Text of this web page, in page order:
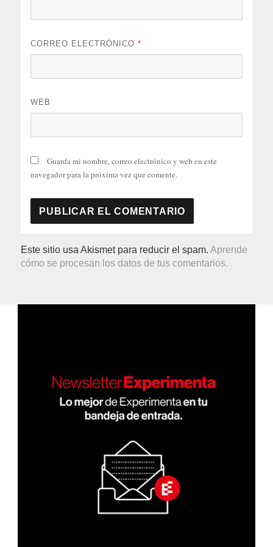
CORREO ELECTRÓNICO*
WEB
Guarda mi nombre, correo electrónico y web en este
navegador para la próxima vez que comente.
Este sitio usa Akismet para reducir el spam.Aprende
cómo se procesan los datos de tus comentarios.